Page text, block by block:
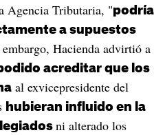
Agencia Tributaria, "podría
a supuestos
Hacienda advirtió a
acreditar que los
al exvicepresidente del
hubieran influido en la
ni alterado los